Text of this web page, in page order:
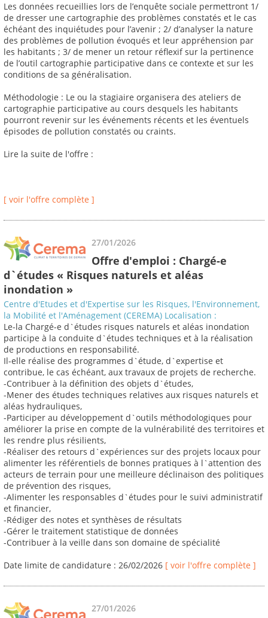
Les données recueillies lors de l’enquête sociale permettront 1/
de dresser une cartographie des problèmes constatés et le cas
échéant des inquiétudes pour l’avenir ; 2/ d’analyser la nature
des problèmes de pollution évoqués et leur appréhension par
les habitants ; 3/ de mener un retour réflexif sur la pertinence
de l’outil cartographie participative dans ce contexte et sur les
conditions de sa généralisation.
Méthodologie : Le ou la stagiaire organisera des ateliers de
cartographie participative au cours desquels les habitants
pourront revenir sur les événements récents et les éventuels
épisodes de pollution constatés ou craints.
Lire la suite de l'offre :
[ voir l'offre complète ]
27/01/2026
Offre d'emploi : Chargé-e
d`études « Risques naturels et aléas
inondation »
Centre d'Etudes et d'Expertise sur les Risques, l'Environnement,
la Mobilité et l'Aménagement (CEREMA) Localisation :
Le-la Chargé-e d`études risques naturels et aléas inondation
participe à la conduite d`études techniques et à la réalisation
de productions en responsabilité.
Il-elle réalise des programmes d`étude, d`expertise et
contribue, le cas échéant, aux travaux de projets de recherche.
-Contribuer à la définition des objets d`études,
-Mener des études techniques relatives aux risques naturels et
aléas hydrauliques,
-Participer au développement d`outils méthodologiques pour
améliorer la prise en compte de la vulnérabilité des territoires et
les rendre plus résilients,
-Réaliser des retours d`expériences sur des projets locaux pour
alimenter les référentiels de bonnes pratiques à l`attention des
acteurs de terrain pour une meilleure déclinaison des politiques
de prévention des risques,
-Alimenter les responsables d`études pour le suivi administratif
et financier,
-Rédiger des notes et synthèses de résultats
-Gérer le traitement statistique de données
-Contribuer à la veille dans son domaine de spécialité
Date limite de candidature : 26/02/2026 [ voir l'offre complète ]
27/01/2026